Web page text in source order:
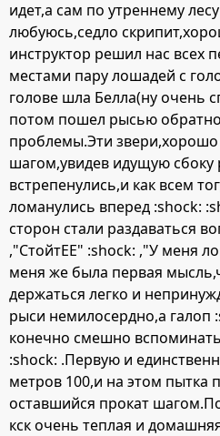
идет,а сам по утреннему
любуюсь,седло
инструктор решил нас всех
местами пару лошадей с
голове шла Белла(ну очень
потом пошел рысью обратно
проблемы.Эти
шагом,увидев идущую сбоку
встрепенулись,и как всем
ломанулись вперед :shock:
сторон стали раздаваться
,"СтойтЕЕ" :shock: ,"У меня
меня же была первая
держаться легко и
рыси немилосердно,а галоп
конечно смешно
:shock: .Первую и
метров 100,и на этом пытка
оставшийся прокат
кск очень теплая и